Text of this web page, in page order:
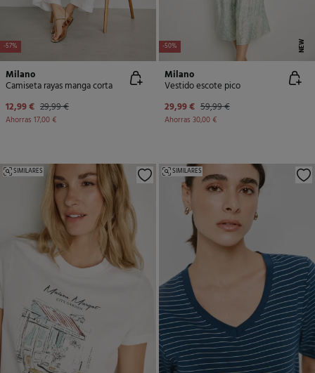
-57%
Milano
Camiseta rayas manga corta
12,99 € 29,99 €
Ahorras 17,00 €
-50% NEW
Milano
Vestido escote pico
29,99 € 59,99 €
Ahorras 30,00 €
SIMILARES SIMILARES